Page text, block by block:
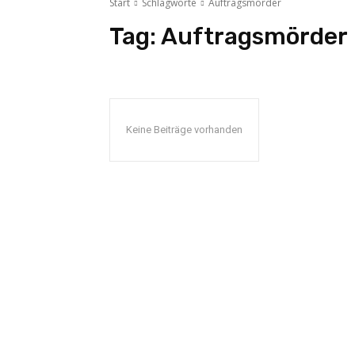
Start Schlagworte Auftragsmörder
Tag: Auftragsmörder
Keine Beiträge vorhanden